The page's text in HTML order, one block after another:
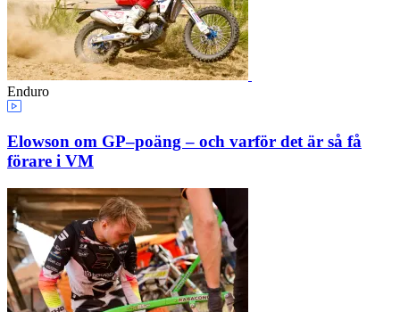
Enduro
Elowson om GP–poäng – och varför det är så få
förare i VM